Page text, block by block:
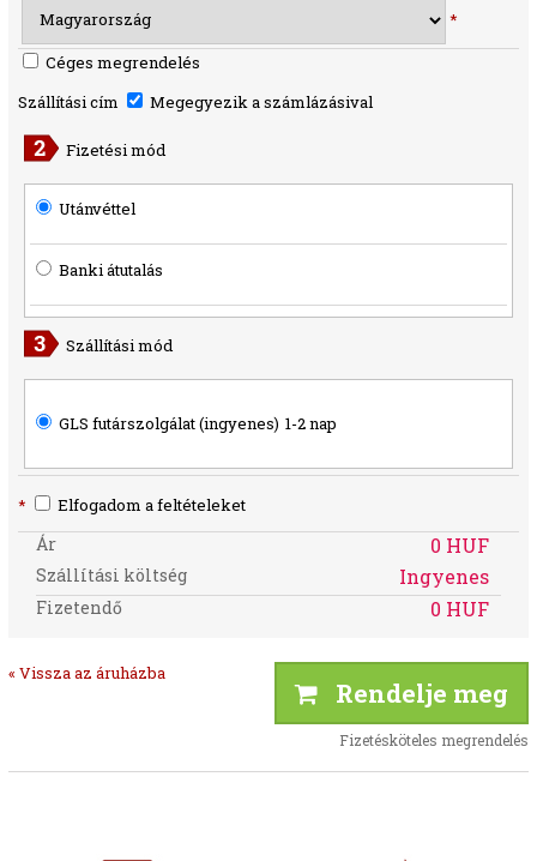
*
Céges megrendelés
Szállítási cím
Megegyezik a számlázásival
Fizetési mód
Utánvéttel
Banki átutalás
Szállítási mód
GLS futárszolgálat (ingyenes) 1-2 nap
* Elfogadom a feltételeket
Ár 0 HUF
Szállítási költség Ingyenes
Fizetendő 0 HUF
« Vissza az áruházba
Rendelje meg
Fizetésköteles megrendelés